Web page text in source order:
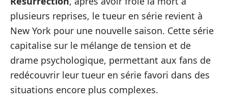
plusieurs reprises, le tueur en série revient à
New York pour une nouvelle saison. Cette série
capitalise sur le mélange de tension et de
drame psychologique, permettant aux fans de
redécouvrir leur tueur en série favori dans des
situations encore plus complexes.